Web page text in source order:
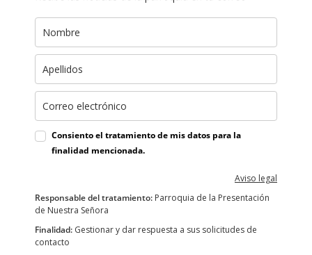
Consiento el tratamiento de mis datos para la
finalidad mencionada.
Aviso legal
Responsable del tratamiento: Parroquia de la Presentación
de Nuestra Señora
Finalidad: Gestionar y dar respuesta a sus solicitudes de
contacto